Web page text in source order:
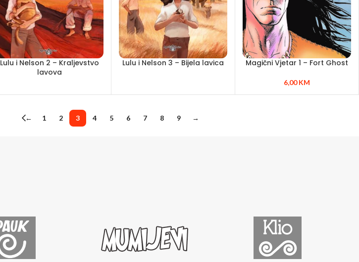
Lulu i Nelson 2 – Kraljevstvo
lavova
Lulu i Nelson 3 – Bijela lavica Magični Vjetar 1 – Fort Ghost
6,00KM
← 1 2 3 4 5 6 7 8 9 →